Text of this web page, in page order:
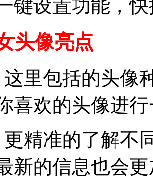
键设置功能，
头像亮点
这里包括的头像
喜欢的头像进
更精准的了解不
新的信息也会